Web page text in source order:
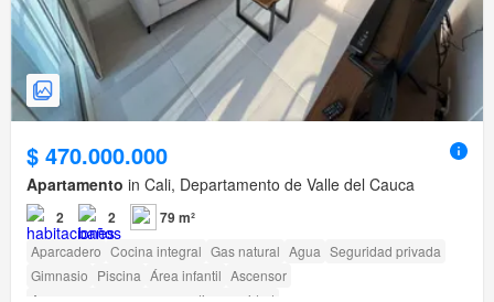
$ 470.000.000
Apartamento in Cali, Departamento de Valle del Cauca
2 2 79 m²
Aparcadero Cocina integral Gas natural Agua Seguridad privada
Gimnasio Piscina Área infantil Ascensor